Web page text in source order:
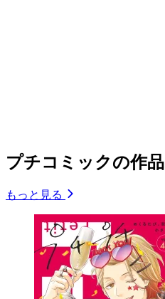
プチコミックの作品
もっと見る